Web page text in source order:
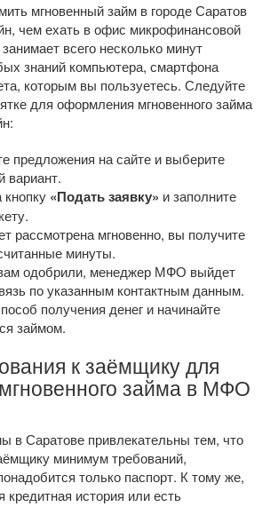
мгновенный займ в городе Саратов
чем ехать в офис микрофинансовой
всего несколько минут
знаний компьютера, смартфона
которым вы пользуетесь. Следуйте
для оформления мгновенного займа
предложения на сайте и выберите
вариант.
«Подать заявку» и заполните
рассмотрена мгновенно, вы получите
минуты.
одобрили, менеджер МФО выйдет
по указанным контактным данным.
получения денег и начинайте
займом.
к заёмщику для
займа в МФО
в Саратове привлекательны тем, что
минимум требований,
только паспорт. К тому же,
кредитная история или есть